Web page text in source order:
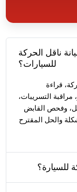
ناقل الحركة
للسيارات؟
قراءة
التسريبات،
وفحص القابض
والحل المقترح
للسيارة؟